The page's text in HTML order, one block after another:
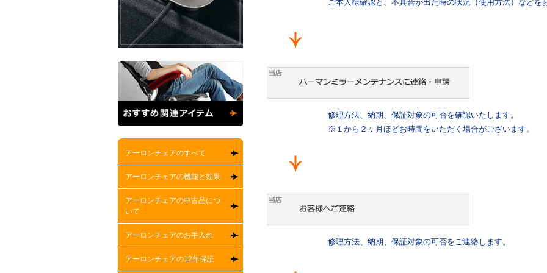
アーロンチェアのすべて
アーロンチェアの機能と効果
アーロンチェアの中古品につ
いて
アーロンチェアのお手入れ
アーロンチェアの12年保証
ご本人様確認と、不具合が出た時の状況（使用方法）などを
修理方法、納期、保証対象の可否を確認いたします。
※１から２ヶ月ほどお時間をいただく場合がございます。
修理方法、納期、保証対象の可否をご連絡します。